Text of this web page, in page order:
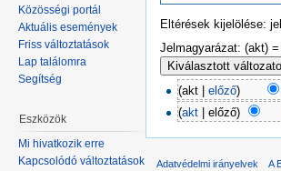
Eltérések kijelölése:
Jelmagyarázat: (akt)
(akt |előző)
(akt | előző)
Közösségi portál
Aktuális események
Friss változtatások
Lap találomra
Segítség
Eszközök
Mi hivatkozik erre
Kapcsolódó változtatások
Adatvédelmi irányelvek A